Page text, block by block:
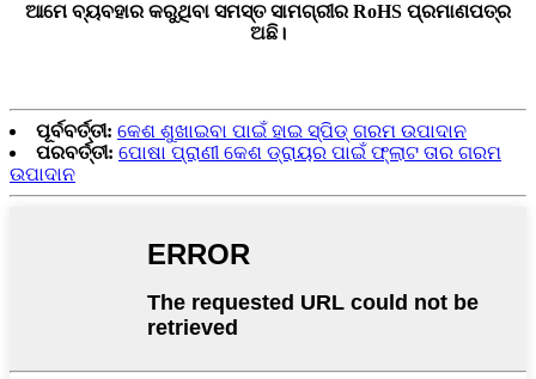
ଆମେ ବ୍ୟବହାର କରୁଥିବା ସମସ୍ତ ସାମଗ୍ରୀର RoHS ପ୍ରମାଣପତ୍ର
ଅଛି।
ପୂର୍ବବର୍ତ୍ତୀ: କେଶ ଶୁଖାଇବା ପାଇଁ ହାଇ ସ୍ପିଡ୍ ଗରମ ଉପାଦାନ
ପରବର୍ତ୍ତୀ: ପୋଷା ପ୍ରାଣୀ କେଶ ଡ୍ରାୟର ପାଇଁ ଫ୍ଲାଟ ତାର ଗରମ
ଉପାଦାନ